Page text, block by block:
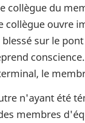
collègue du
collègue ouvre
sur le
le
n'ayant été
membres